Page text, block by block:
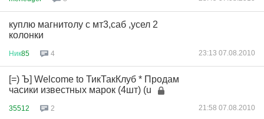
куплю магнитолу с мт3,саб ,усел 2
колонки
Ник85 4 23:13 07.08.2010
[=) Ъ] Welcome to ТикТакКлуб * Продам
часики известных марок (4шт) (u
35512 2 21:58 07.08.2010